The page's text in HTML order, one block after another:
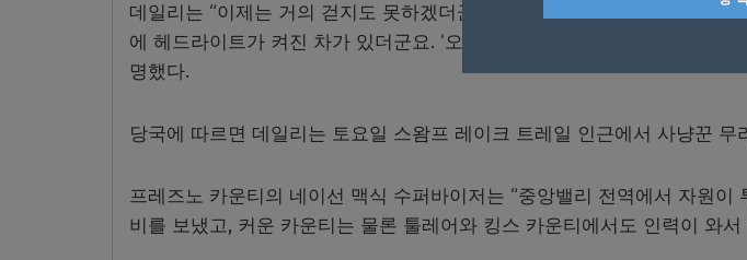
데일리는 “이제는 거의 걷지도 못하겠더군요. ‘하나님, 제발 도와주세요’
에 헤드라이트가 켜진 차가 있더군요. ‘오 하나님, 감사합니다’라고 외쳤습
명했다.
당국에 따르면 데일리는 토요일 스왐프 레이크 트레일 인근에서 사냥꾼 무
프레즈노 카운티의 네이선 맥식 수퍼바이저는 “중앙밸리 전역에서 자원이
비를 보냈고, 커운 카운티는 물론 툴레어와 킹스 카운티에서도 인력이 와